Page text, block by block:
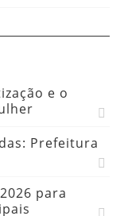
e o
Prefeitura
para